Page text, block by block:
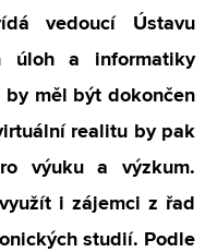
vedoucí Ústavu
úloh a informatiky
by měl být dokončen
realitu by pak
výuku a výzkum.
i zájemci z řad
studií. Podle